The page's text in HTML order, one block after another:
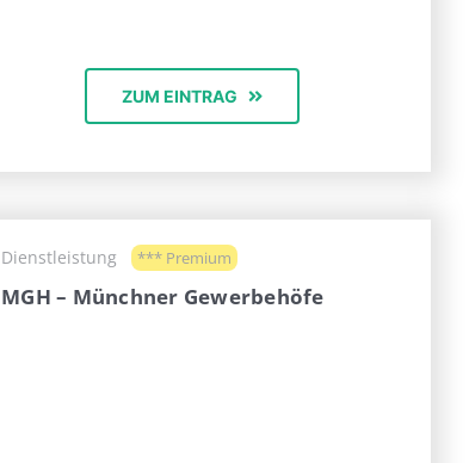
ZUM EINTRAG
Dienstleistung *** Premium
MGH – Münchner Gewerbehöfe